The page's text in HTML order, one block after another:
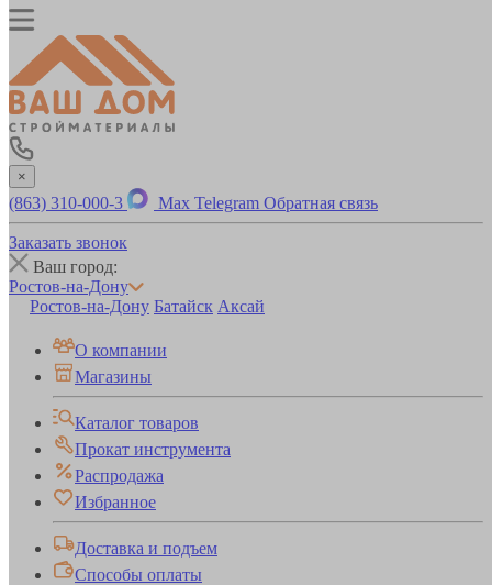
×
(863) 310-000-3 Max Telegram Обратная связь
Заказать звонок
Ваш город:
Ростов-на-Дону
Ростов-на-Дону Батайск Аксай
О компании
Магазины
Каталог товаров
Прокат инструмента
Распродажа
Избранное
Доставка и подъем
Способы оплаты